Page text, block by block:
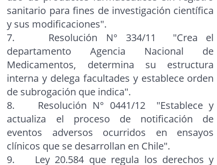
sanitario para fines de investigación científica
y sus modificaciones".
7. Resolución N° 334/11 "Crea el
departamento Agencia Nacional de
Medicamentos, determina su estructura
interna y delega facultades y establece orden
de subrogación que indica".
8. Resolución N° 0441/12 "Establece y
actualiza el proceso de notificación de
eventos adversos ocurridos en ensayos
clínicos que se desarrollan en Chile".
9. Ley 20.584 que regula los derechos y